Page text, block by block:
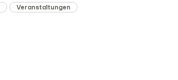
Veranstaltungen